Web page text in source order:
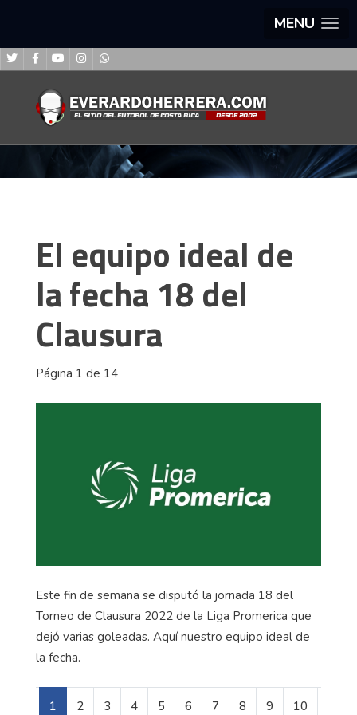
MENU
El equipo ideal de
la fecha 18 del
Clausura
Página 1 de 14
Este fin de semana se disputó la jornada 18 del
Torneo de Clausura 2022 de la Liga Promerica que
dejó varias goleadas. Aquí nuestro equipo ideal de
la fecha.
1 2 3 4 5 6 7 8 9 10